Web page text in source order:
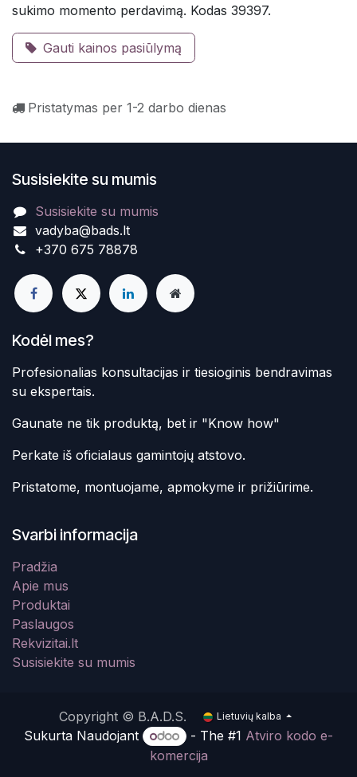
sukimo momento perdavimą. Kodas 39397.
Gauti kainos pasiūlymą
Pristatymas per 1-2 darbo dienas
Susisiekite su mumis
Susisiekite su mumis
vadyba@bads.lt
+370 675 78878
Kodėl mes?
Profesionalias konsultacijas ir tiesioginis bendravimas
su ekspertais.
Gaunate ne tik produktą, bet ir "Know how"
Perkate iš oficialaus gamintojų atstovo.
Pristatome, montuojame, apmokyme ir prižiūrime.
Svarbi informacija
Pradžia
Apie mus
Produktai
Paslaugos
Rekvizitai.lt
Susisiekite su mumis
Copyright © B.A.D.S. Lietuvių kalba
Sukurta Naudojant - The #1 Atviro kodo e-
komercija